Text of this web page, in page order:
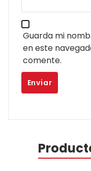
Guarda mi
en este
comente.